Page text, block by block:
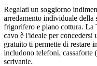
Regalati un soggiorno
arredamento individuale della
frigorifero e piano cottura.
cavo è l'ideale per
gratuito ti permette di restare
includono telefoni, cassaforte
scrivanie.